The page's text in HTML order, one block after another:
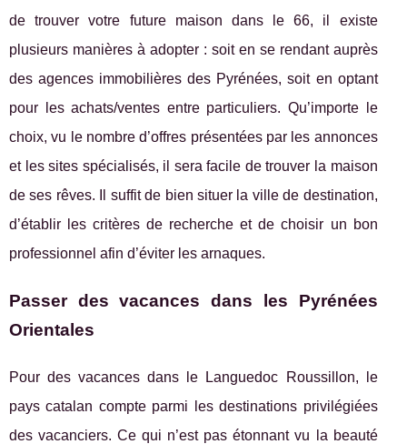
de trouver votre future maison dans le 66, il existe
plusieurs manières à adopter : soit en se rendant auprès
des agences immobilières des Pyrénées, soit en optant
pour les achats/ventes entre particuliers. Qu’importe le
choix, vu le nombre d’offres présentées par les annonces
et les sites spécialisés, il sera facile de trouver la maison
de ses rêves. Il suffit de bien situer la ville de destination,
d’établir les critères de recherche et de choisir un bon
professionnel afin d’éviter les arnaques.
Passer des vacances dans les Pyrénées
Orientales
Pour des vacances dans le Languedoc Roussillon, le
pays catalan compte parmi les destinations privilégiées
des vacanciers. Ce qui n’est pas étonnant vu la beauté